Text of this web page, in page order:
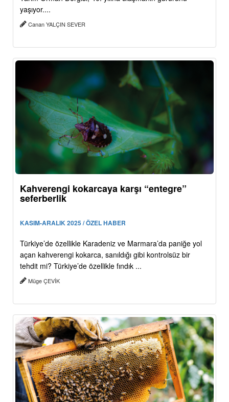
yaşıyor....
Canan YALÇIN SEVER
Kahverengi kokarcaya karşı “entegre”
seferberlik
KASIM-ARALIK 2025 / ÖZEL HABER
Türkiye’de özellikle Karadeniz ve Marmara’da paniğe yol
açan kahverengi kokarca, sanıldığı gibi kontrolsüz bir
tehdit mi? Türkiye’de özellikle fındık ...
Müge ÇEVİK